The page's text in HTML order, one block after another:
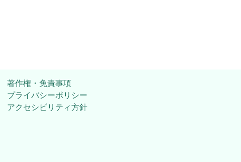
著作権・免責事項
プライバシーポリシー
アクセシビリティ方針